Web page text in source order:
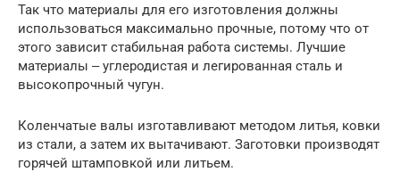
Так что материалы для его изготовления должны
использоваться максимально прочные, потому что от
этого зависит стабильная работа системы. Лучшие
материалы ‒ углеродистая и легированная сталь и
высокопрочный чугун.
Коленчатые валы изготавливают методом литья, ковки
из стали, а затем их вытачивают. Заготовки производят
горячей штамповкой или литьем.